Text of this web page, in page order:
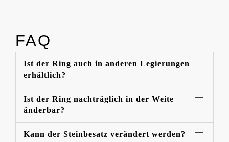
FAQ
Ist der Ring auch in anderen Legierungen
erhältlich?
Ist der Ring nachträglich in der Weite
änderbar?
Kann der Steinbesatz verändert werden?